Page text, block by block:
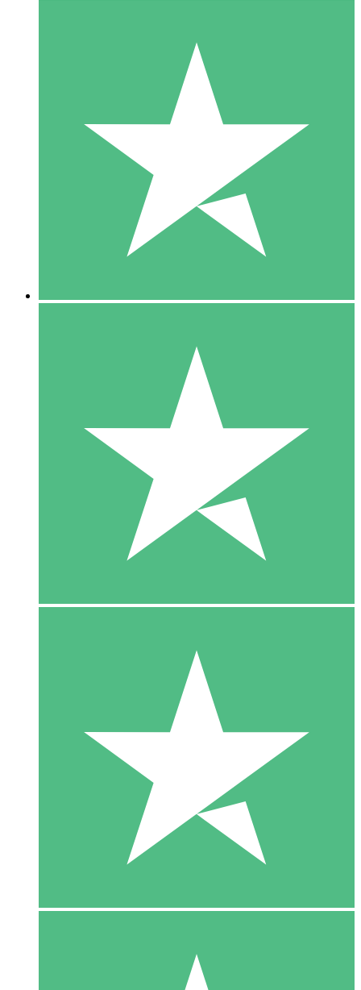
Individuele Creditpakketten
Betaal per gebruik met downloadtegoeden. Geen maandelijkse
1000
10 Downloaden
20 00